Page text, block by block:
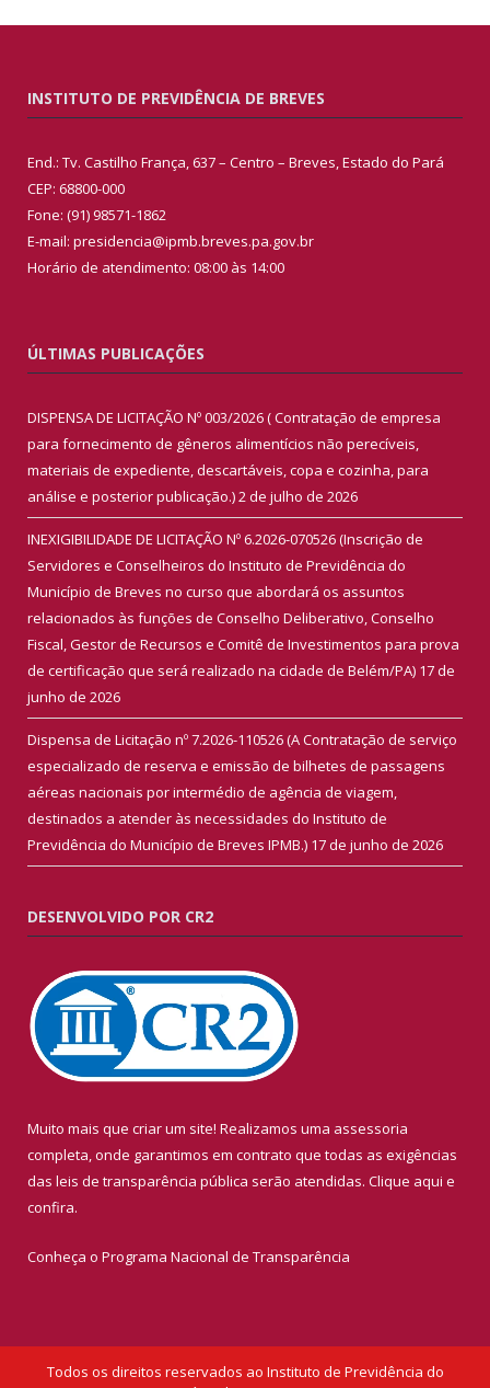
INSTITUTO DE PREVIDÊNCIA DE BREVES
End.: Tv. Castilho França, 637 – Centro – Breves, Estado do Pará
CEP: 68800-000
Fone: (91) 98571-1862
E-mail: presidencia@ipmb.breves.pa.gov.br
Horário de atendimento: 08:00 às 14:00
ÚLTIMAS PUBLICAÇÕES
DISPENSA DE LICITAÇÃO Nº 003/2026 ( Contratação de empresa
para fornecimento de gêneros alimentícios não perecíveis,
materiais de expediente, descartáveis, copa e cozinha, para
análise e posterior publicação.)2 de julho de 2026
INEXIGIBILIDADE DE LICITAÇÃO Nº 6.2026-070526 (Inscrição de
Servidores e Conselheiros do Instituto de Previdência do
Município de Breves no curso que abordará os assuntos
relacionados às funções de Conselho Deliberativo, Conselho
Fiscal, Gestor de Recursos e Comitê de Investimentos para prova
de certificação que será realizado na cidade de Belém/PA) 17 de
junho de 2026
Dispensa de Licitação nº 7.2026-110526 (A Contratação de serviço
especializado de reserva e emissão de bilhetes de passagens
aéreas nacionais por intermédio de agência de viagem,
destinados a atender às necessidades do Instituto de
Previdência do Município de Breves IPMB.) 17 de junho de 2026
DESENVOLVIDO POR CR2
Muito mais que criar um site! Realizamos uma assessoria
completa, onde garantimos em contrato que todas as exigências
das leis de transparência pública serão atendidas. Clique aqui e
confira.
Conheça o Programa Nacional de Transparência
Todos os direitos reservados ao Instituto de Previdência do